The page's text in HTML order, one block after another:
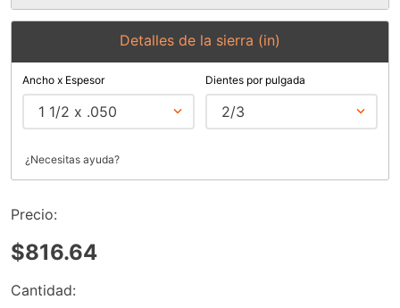
Detalles de la sierra (in)
Ancho x Espesor
1 1/2 x .050
Dientes por pulgada
2/3
¿Necesitas ayuda?
Precio:
$816.64
Cantidad: